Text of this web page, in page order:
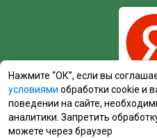
Нажмите “ОК”, если вы
условиями обработки cookie и
поведении на сайте,
аналитики. Запретить
можете через браузер